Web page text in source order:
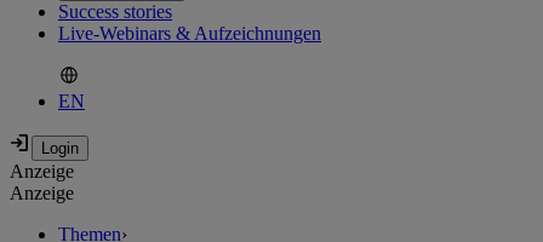
Success stories
Live-Webinars & Aufzeichnungen
EN
Anzeige
Anzeige
Themen›